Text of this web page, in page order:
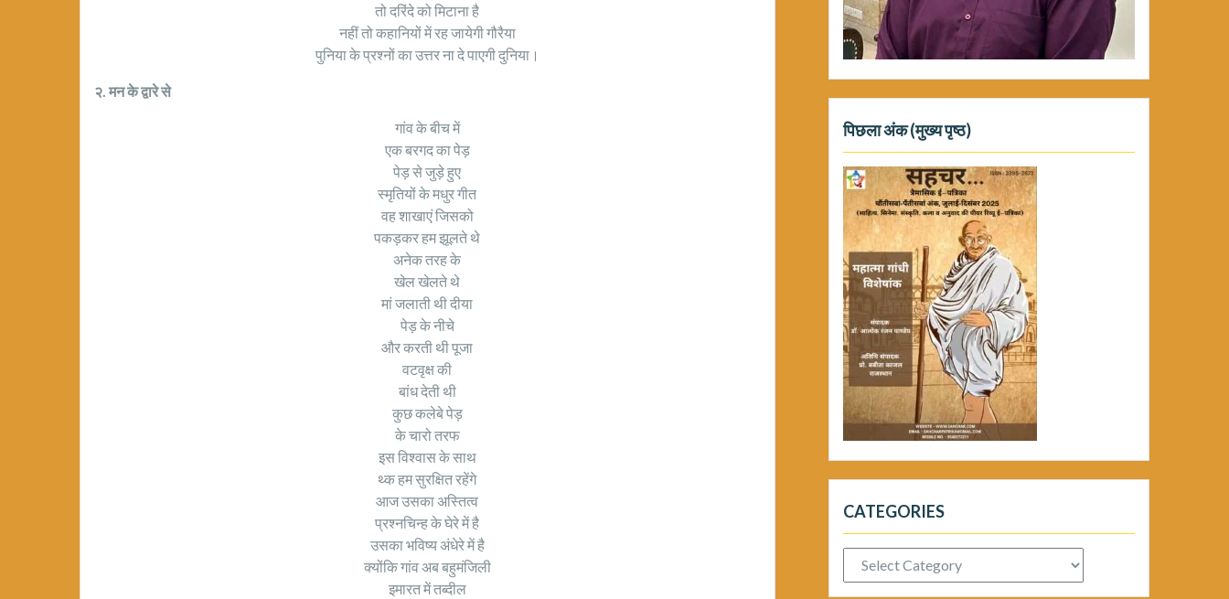
तो दरिंदे को मिटाना है
नहीं तो कहानियों में रह जायेगी गौरैया
पुनिया के प्रश्नों का उत्तर ना दे पाएगी दुनिया।
२. मन के द्वारे से
गांव के बीच में
एक बरगद का पेड़
पेड़ से जुड़े हुए
स्मृतियों के मधुर गीत
वह शाखाएं जिसको
पकड़कर हम झूलते थे
अनेक तरह के
खेल खेलते थे
मां जलाती थी दीया
पेड़ के नीचे
और करती थी पूजा
वटवृक्ष की
बांध देती थी
कुछ कलेबे पेड़
के चारो तरफ
इस विश्वास के साथ
थ्क हम सुरक्षित रहेंगे
आज उसका अस्तित्व
प्रश्नचिन्ह के घेरे में है
उसका भविष्य अंधेरे में है
क्योंकि गांव अब बहुमंजिली
इमारत में तब्दील
पिछला अंक (मुख्य पृष्ठ)
CATEGORIES
Categories